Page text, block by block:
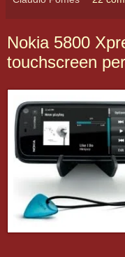
Nokia 5800
touchscreen